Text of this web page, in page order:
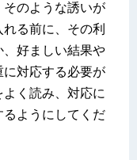
のような誘いが
る前に、その利
、好ましい結果や
対応する必要が
く読み、対応に
ようにしてくだ